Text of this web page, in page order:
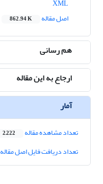
اصل مقاله
862.94 K
هم رسانی
ارجاع به این مقاله
آمار
تعداد مشاهده مقاله 2,222
تعداد دریافت فایل اصل مقاله